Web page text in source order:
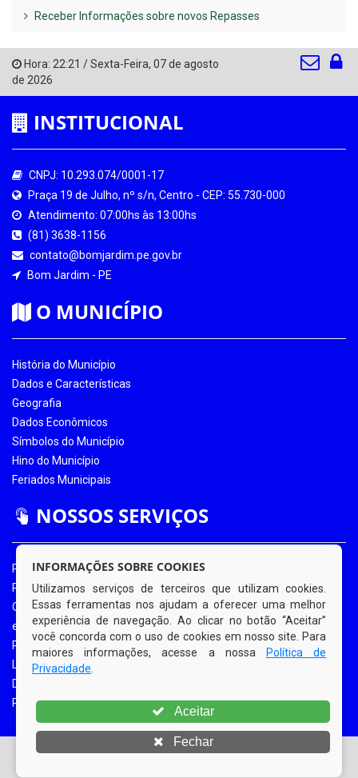
Receber Informações sobre novos Repasses
Hora: 22:21 /Sexta-Feira, 07 de agosto
de 2026
INSTITUCIONAL
CNPJ: 10.293.074/0001-17
Praça 19 de Julho, nº s/n, Centro - CEP: 55.730-000
Atendimento: 07:00hs às 13:00hs
(81) 3638-1156
contato@bomjardim.pe.gov.br
Bom Jardim - PE
O MUNICÍPIO
História do Município
Dados e Características
Geografia
Dados Econômicos
Símbolos do Município
Hino do Município
Feriados Municipais
NOSSOS SERVIÇOS
Portal da Transparência
Portal da Transparência COVID-19
Ouvidoria Eletrônica
e-SIC
Processos de Licitação
Licitações em Andamento
Diário Oficial
Portal do Contribuinte
© Copyright 2026 Prefeitura Municipal de Bom Jardim |
INFORMAÇÕES SOBRE COOKIES
Utilizamos serviços de terceiros que utilizam cookies.
Essas ferramentas nos ajudam a oferecer uma melhor
experiência de navegação. Ao clicar no botão “Aceitar”
você concorda com o uso de cookies em nosso site. Para
maiores informações, acesse a nossa
Política de
Privacidade
Aceitar
Fechar